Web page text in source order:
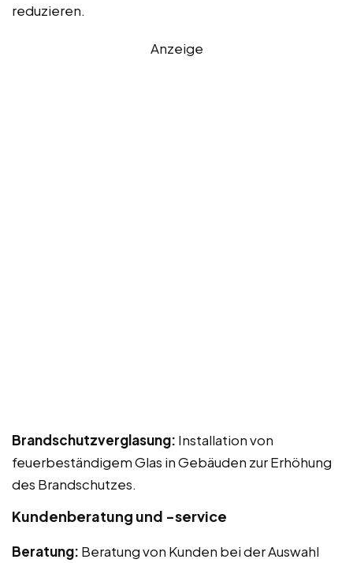
reduzieren.
Anzeige
Brandschutzverglasung: Installation von
feuerbeständigem Glas in Gebäuden zur Erhöhung
des Brandschutzes.
Kundenberatung und -service
Beratung: Beratung von Kunden bei der Auswahl